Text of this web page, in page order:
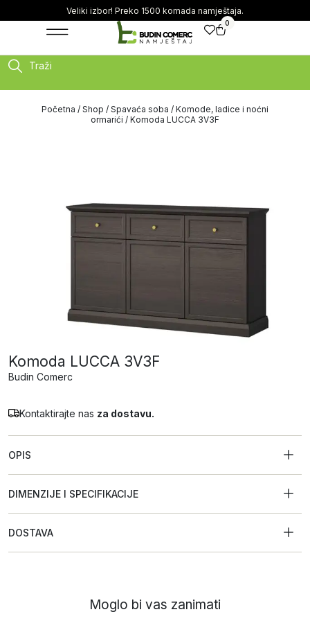
Veliki izbor! Preko 1500 komada namještaja.
0
Traži
Početna / Shop / Spavaća soba / Komode, ladice i noćni
ormarići / Komoda LUCCA 3V3F
Komoda LUCCA 3V3F
Budin Comerc
Kontaktirajte nas za dostavu.
OPIS
DIMENZIJE I SPECIFIKACIJE
DOSTAVA
Moglo bi vas zanimati